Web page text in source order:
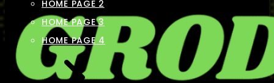
HOME PAGE 2
HOME PAGE 3
HOME PAGE 4